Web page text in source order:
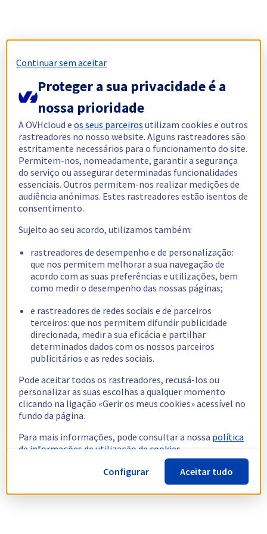
Continuar sem aceitar
Proteger a sua privacidade é a
nossa prioridade
A OVHcloud eos seus parceiros utilizam cookies e outros
rastreadores no nosso website. Alguns rastreadores são
estritamente necessários para o funcionamento do site.
Permitem-nos, nomeadamente, garantir a segurança
do serviço ou assegurar determinadas funcionalidades
essenciais. Outros permitem-nos realizar medições de
audiência anónimas. Estes rastreadores estão isentos de
consentimento.
Sujeito ao seu acordo, utilizamos também:
rastreadores de desempenho e de personalização:
que nos permitem melhorar a sua navegação de
acordo com as suas preferências e utilizações, bem
como medir o desempenho das nossas páginas;
e rastreadores de redes sociais e de parceiros
terceiros: que nos permitem difundir publicidade
direcionada, medir a sua eficácia e partilhar
determinados dados com os nossos parceiros
publicitários e as redes sociais.
Pode aceitar todos os rastreadores, recusá-los ou
personalizar as suas escolhas a qualquer momento
clicando na ligação «Gerir os meus cookies» acessível no
fundo da página.
Para mais informações, pode consultar a nossa política
de informações de utilização de cookies.
Configurar
Aceitar tudo